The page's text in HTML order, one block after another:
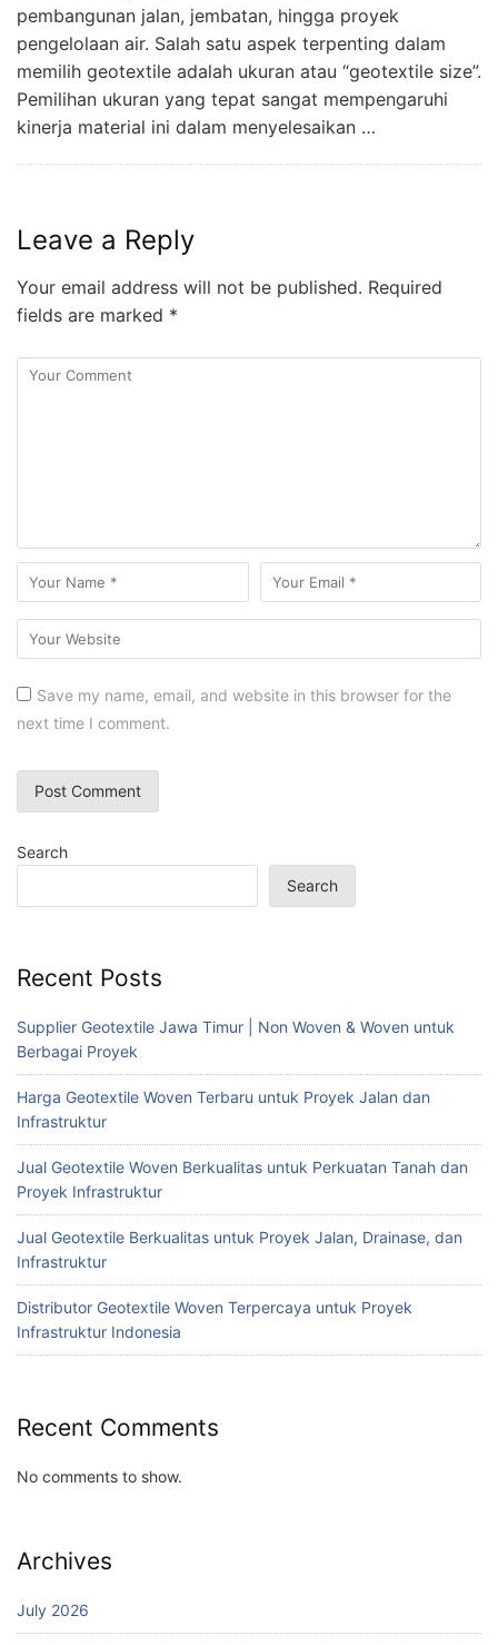
pembangunan jalan, jembatan, hingga proyek
pengelolaan air. Salah satu aspek terpenting dalam
memilih geotextile adalah ukuran atau “geotextile size”.
Pemilihan ukuran yang tepat sangat mempengaruhi
kinerja material ini dalam menyelesaikan …
Leave a Reply
Your email address will not be published. Required
fields are marked *
Save my name, email, and website in this browser for the
next time I comment.
Search
Search
Recent Posts
Supplier Geotextile Jawa Timur | Non Woven & Woven untuk
Berbagai Proyek
Harga Geotextile Woven Terbaru untuk Proyek Jalan dan
Infrastruktur
Jual Geotextile Woven Berkualitas untuk Perkuatan Tanah dan
Proyek Infrastruktur
Jual Geotextile Berkualitas untuk Proyek Jalan, Drainase, dan
Infrastruktur
Distributor Geotextile Woven Terpercaya untuk Proyek
Infrastruktur Indonesia
Recent Comments
No comments to show.
Archives
July 2026